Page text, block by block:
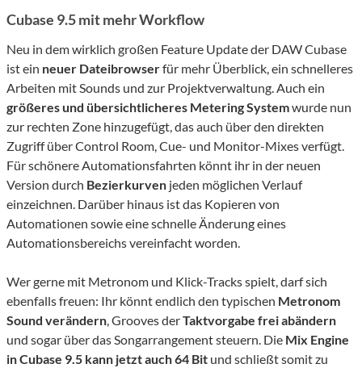
Cubase 9.5 mit mehr Workflow
Neu in dem wirklich großen Feature Update der DAW Cubase
ist ein neuer Dateibrowserfür mehr Überblick, ein schnelleres
Arbeiten mit Sounds und zur Projektverwaltung. Auch ein
größeres und übersichtlicheres Metering Systemwurde nun
zur rechten Zone hinzugefügt, das auch über den direkten
Zugriff über Control Room, Cue- und Monitor-Mixes verfügt.
Für schönere Automationsfahrten könnt ihr in der neuen
Version durch Bezierkurven jeden möglichen Verlauf
einzeichnen. Darüber hinaus ist das Kopieren von
Automationen sowie eine schnelle Änderung eines
Automationsbereichs vereinfacht worden.
Wer gerne mit Metronom und Klick-Tracks spielt, darf sich
ebenfalls freuen: Ihr könnt endlich den typischen Metronom
Sound verändern, Grooves derTaktvorgabe frei abändern
und sogar über das Songarrangement steuern. Die Mix Engine
in Cubase 9.5 kann jetzt auch 64 Bit und schließt somit zu